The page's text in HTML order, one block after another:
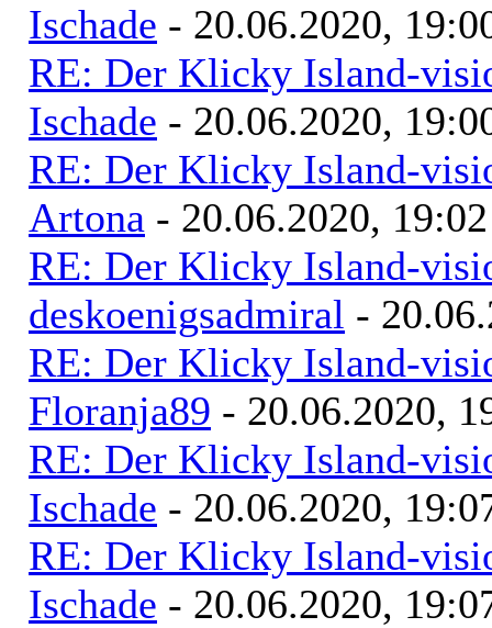
Ischade - 20.06.2020,
RE: Der Klicky Island-
Ischade - 20.06.2020,
RE: Der Klicky Island-
Artona - 20.06.2020, 19:02
RE: Der Klicky Island-
deskoenigsadmiral -
RE: Der Klicky Island-
Floranja89 - 20.06.2020,
RE: Der Klicky Island-
Ischade - 20.06.2020,
RE: Der Klicky Island-
Ischade - 20.06.2020,